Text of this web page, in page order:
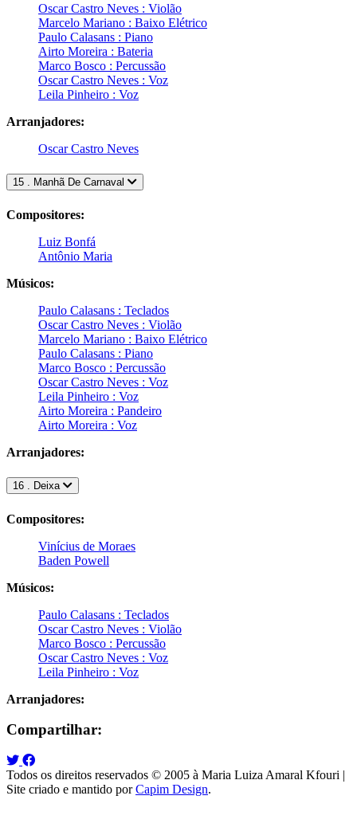
Oscar Castro Neves : Violão
Marcelo Mariano : Baixo Elétrico
Paulo Calasans : Piano
Airto Moreira : Bateria
Marco Bosco : Percussão
Oscar Castro Neves : Voz
Leila Pinheiro : Voz
Arranjadores:
Oscar Castro Neves
15 . Manhã De Carnaval
Compositores:
Luiz Bonfá
Antônio Maria
Músicos:
Paulo Calasans : Teclados
Oscar Castro Neves : Violão
Marcelo Mariano : Baixo Elétrico
Paulo Calasans : Piano
Marco Bosco : Percussão
Oscar Castro Neves : Voz
Leila Pinheiro : Voz
Airto Moreira : Pandeiro
Airto Moreira : Voz
Arranjadores:
16 . Deixa
Compositores:
Vinícius de Moraes
Baden Powell
Músicos:
Paulo Calasans : Teclados
Oscar Castro Neves : Violão
Marco Bosco : Percussão
Oscar Castro Neves : Voz
Leila Pinheiro : Voz
Arranjadores:
Compartilhar:
Todos os direitos reservados © 2005 à Maria Luiza Amaral Kfouri |
Site criado e mantido porCapim Design.